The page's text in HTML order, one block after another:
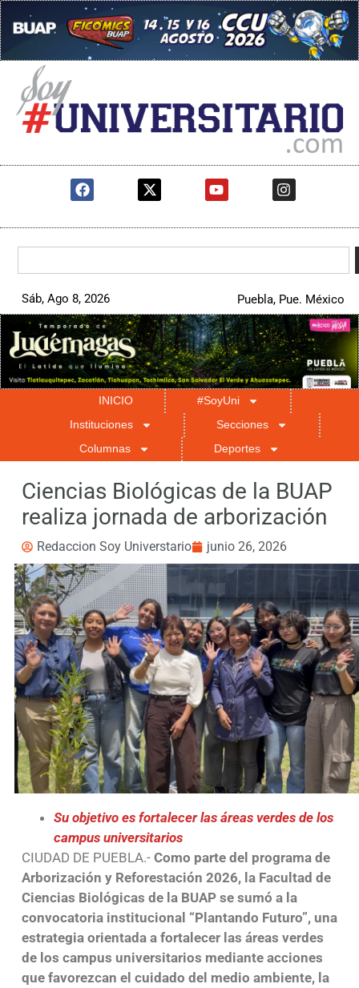
Sáb, Ago 8, 2026 Puebla, Pue. México
INICIO
#SoyUni
Instituciones
Secciones
Columnas
Deportes
Ciencias Biológicas de la BUAP
realiza jornada de arborización
Redaccion Soy Universtario junio 26, 2026
Su objetivo es fortalecer las áreas verdes de los
campus universitarios
CIUDAD DE PUEBLA.- Como parte del programa de
Arborización y Reforestación 2026, la Facultad de
Ciencias Biológicas de la BUAP se sumó a la
convocatoria institucional “Plantando Futuro”, una
estrategia orientada a fortalecer las áreas verdes
de los campus universitarios mediante acciones
que favorezcan el cuidado del medio ambiente, la